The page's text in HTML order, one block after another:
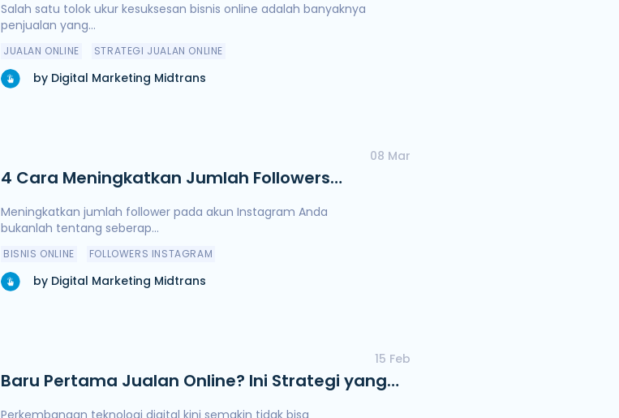
Salah satu tolok ukur kesuksesan bisnis online adalah banyaknya
penjualan yang...
JUALAN ONLINE STRATEGI JUALAN ONLINE
by Digital Marketing Midtrans
08 Mar
4 Cara Meningkatkan Jumlah Followers
Instagram Secara Organik
Meningkatkan jumlah follower pada akun Instagram Anda
bukanlah tentang seberap...
BISNIS ONLINE FOLLOWERS INSTAGRAM
by Digital Marketing Midtrans
15 Feb
Baru Pertama Jualan Online? Ini Strategi yang
Bisa Anda Terapkan
Perkembangan teknologi digital kini semakin tidak bisa